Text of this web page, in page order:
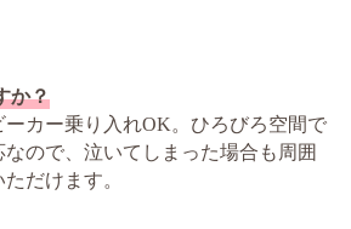
か？
カー乗り入れOK。ひろびろ空間で
ので、泣いてしまった場合も周囲
だけます。